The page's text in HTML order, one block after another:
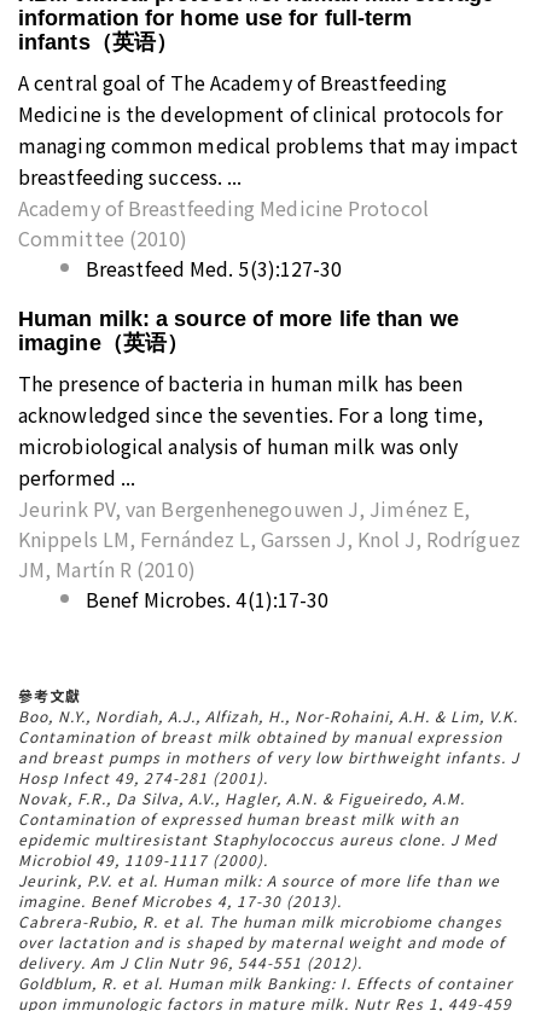
information for home use for full-term
infants（英语）
A central goal of The Academy of Breastfeeding
Medicine is the development of clinical protocols for
managing common medical problems that may impact
breastfeeding success. ...
Academy of Breastfeeding Medicine Protocol
Committee (2010)
Breastfeed Med. 5(3):127-30
Human milk: a source of more life than we
imagine（英语）
The presence of bacteria in human milk has been
acknowledged since the seventies. For a long time,
microbiological analysis of human milk was only
performed ...
Jeurink PV, van Bergenhenegouwen J, Jiménez E,
Knippels LM, Fernández L, Garssen J, Knol J, Rodríguez
JM, Martín R (2010)
Benef Microbes. 4(1):17-30
參考文獻
Boo, N.Y., Nordiah, A.J., Alfizah, H., Nor-Rohaini, A.H. & Lim, V.K.
Contamination of breast milk obtained by manual expression
and breast pumps in mothers of very low birthweight infants. J
Hosp Infect 49, 274-281 (2001).
Novak, F.R., Da Silva, A.V., Hagler, A.N. & Figueiredo, A.M.
Contamination of expressed human breast milk with an
epidemic multiresistant Staphylococcus aureus clone. J Med
Microbiol 49, 1109-1117 (2000).
Jeurink, P.V. et al. Human milk: A source of more life than we
imagine. Benef Microbes 4, 17-30 (2013).
Cabrera-Rubio, R. et al. The human milk microbiome changes
over lactation and is shaped by maternal weight and mode of
delivery. Am J Clin Nutr 96, 544-551 (2012).
Goldblum, R. et al. Human milk Banking: I. Effects of container
upon immunologic factors in mature milk. Nutr Res 1, 449-459